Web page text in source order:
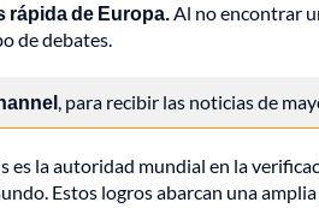
rápida de Europa.Al no encontrar
de debates.
, para recibir las noticias de
es la autoridad mundial en la
Estos logros abarcan una